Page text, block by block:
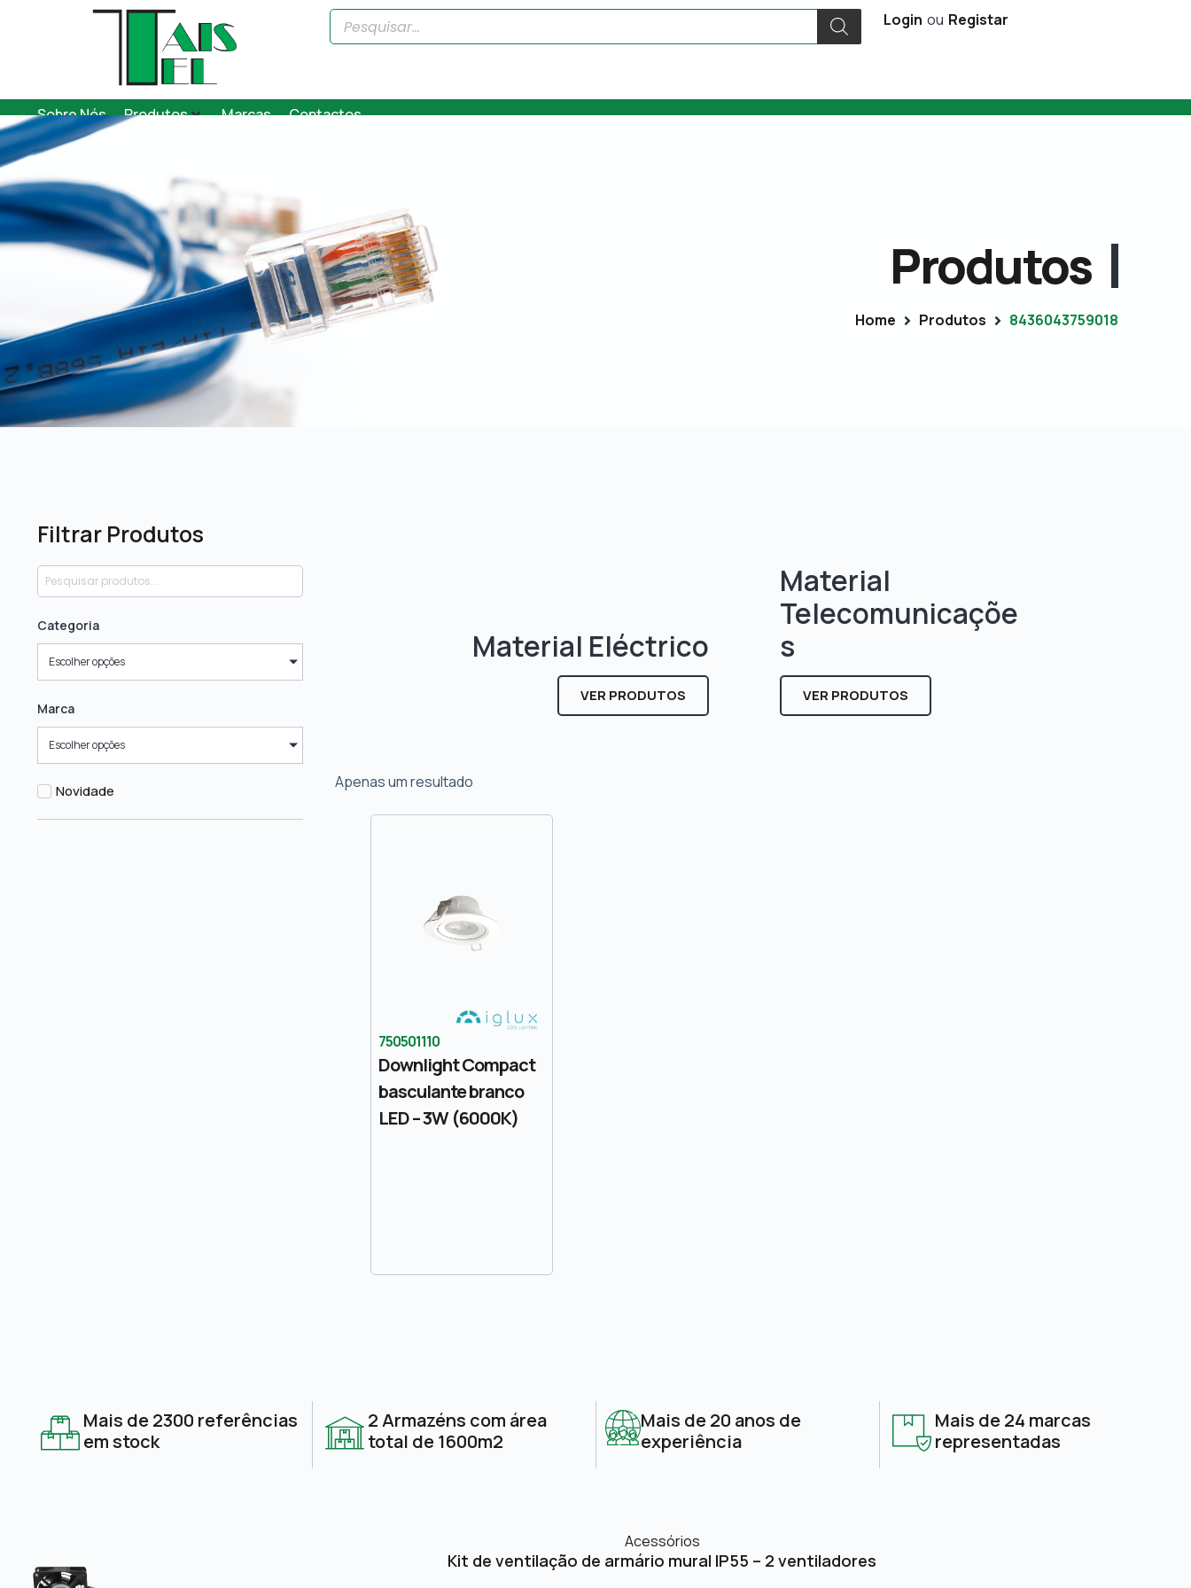
Login ou Registar
Sobre Nós Produtos Marcas Contactos
Produtos
Home Produtos 8436043759018
Filtrar Produtos
Categoria
Escolher opções
Marca
Escolher opções
Novidade
Material Eléctrico
VER PRODUTOS
Material
Telecomunicaçõe
s
VER PRODUTOS
Apenas um resultado
750501110
Downlight Compact
basculante branco
LED – 3W (6000K)
Mais de 2300 referências
em stock
2 Armazéns com área
total de 1600m2
Mais de 20 anos de
experiência
Mais de 24 marcas
representadas
Acessórios
Kit de ventilação de armário mural IP55 – 2 ventiladores